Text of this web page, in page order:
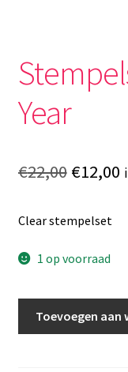
Year
€22,00
was:
€22,00.
€12,00
Clear stempelset
1 op voorraad
Toevoegen aan